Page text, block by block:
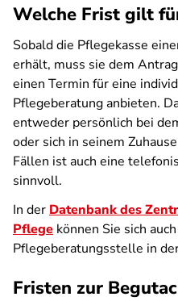
Welche Frist gilt
Sobald die Pflegekasse
erhält, muss sie dem
einen Termin für eine
Pflegeberatung anbieten.
entweder persönlich bei
oder sich in seinem
Fällen ist auch eine
sinnvoll.
In der Datenbank des
Pflege können Sie sich
Pflegeberatungsstelle in
Fristen zur